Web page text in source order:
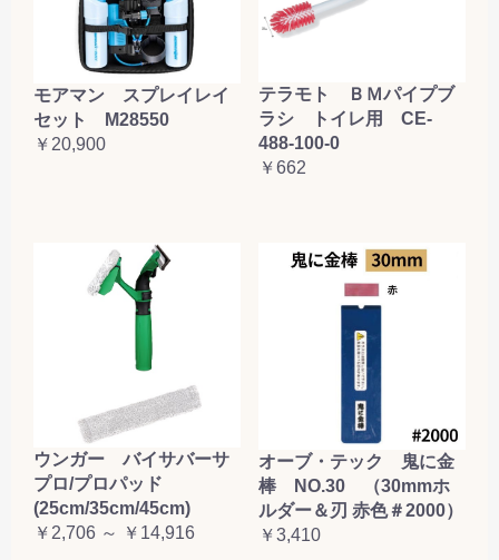
モアマン スプレイレイ
セット M28550
￥20,900
テラモト ＢＭパイプブ
ラシ トイレ用 CE-
488-100-0
￥662
ウンガー バイサバーサ
プロ/プロパッド
(25cm/35cm/45cm)
￥2,706 ～ ￥14,916
オーブ・テック 鬼に金
棒 NO.30 （30mmホ
ルダー＆刃 赤色＃2000）
￥3,410